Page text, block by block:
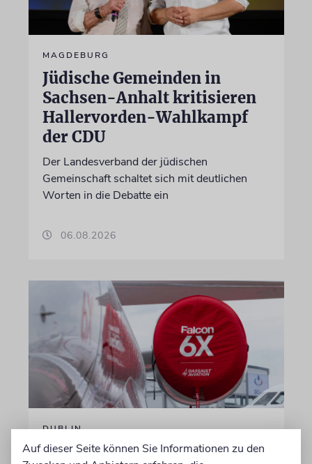
MAGDEBURG
Jüdische Gemeinden in
Sachsen-Anhalt kritisieren
Hallervorden-Wahlkampf
der CDU
Der Landesverband der jüdischen
Gemeinschaft schaltet sich mit deutlichen
Worten in die Debatte ein
06.08.2026
DUBLIN
Wegen Israel-Boykott:
Auf dieser Seite können Sie Informationen zu den